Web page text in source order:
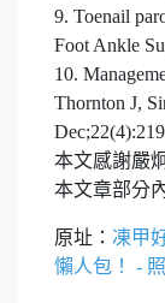
9. Toenail
Foot Ankle
10.
Thornton J,
本文感謝嚴
本文章部分
原址： 凍甲
懶人包！ -